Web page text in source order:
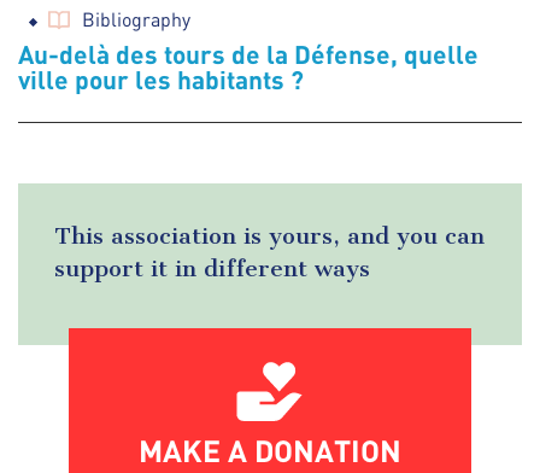
Bibliography
Au-delà des tours de la Défense, quelle
ville pour les habitants ?
This association is yours, and you can
support it in different ways
MAKE A DONATION